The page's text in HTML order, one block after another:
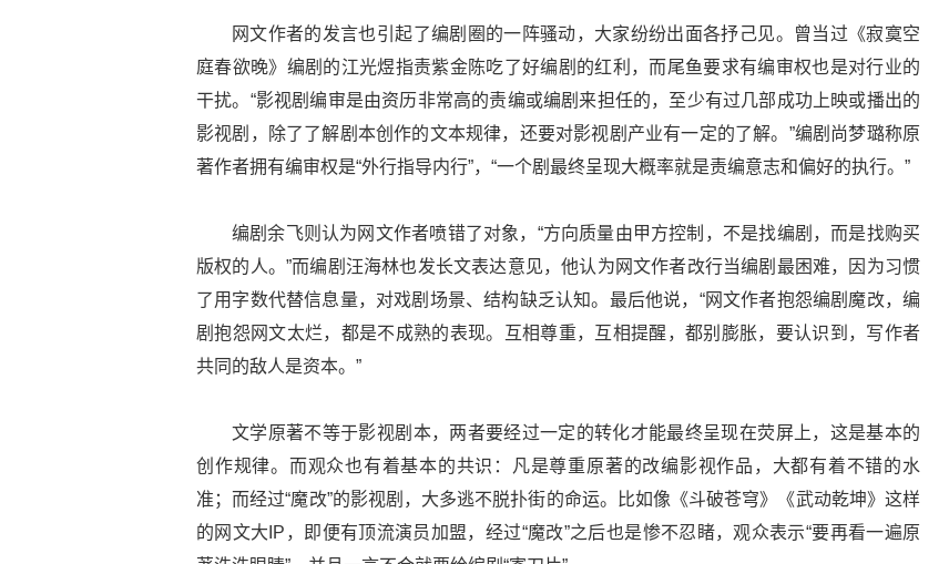
网文作者的发言也引起了编剧圈的一阵骚动，大家纷纷出面各抒己见。曾当过《寂寞空
庭春欲晚》编剧的江光煜指责紫金陈吃了好编剧的红利，而尾鱼要求有编审权也是对行业的
干扰。“影视剧编审是由资历非常高的责编或编剧来担任的，至少有过几部成功上映或播出的
影视剧，除了了解剧本创作的文本规律，还要对影视剧产业有一定的了解。”编剧尚梦璐称原
著作者拥有编审权是“外行指导内行”，“一个剧最终呈现大概率就是责编意志和偏好的执行。”
编剧余飞则认为网文作者喷错了对象，“方向质量由甲方控制，不是找编剧，而是找购买
版权的人。”而编剧汪海林也发长文表达意见，他认为网文作者改行当编剧最困难，因为习惯
了用字数代替信息量，对戏剧场景、结构缺乏认知。最后他说，“网文作者抱怨编剧魔改，编
剧抱怨网文太烂，都是不成熟的表现。互相尊重，互相提醒，都别膨胀，要认识到，写作者
共同的敌人是资本。”
文学原著不等于影视剧本，两者要经过一定的转化才能最终呈现在荧屏上，这是基本的
创作规律。而观众也有着基本的共识：凡是尊重原著的改编影视作品，大都有着不错的水
准；而经过“魔改”的影视剧，大多逃不脱扑街的命运。比如像《斗破苍穹》《武动乾坤》这样
的网文大IP，即便有顶流演员加盟，经过“魔改”之后也是惨不忍睹，观众表示“要再看一遍原